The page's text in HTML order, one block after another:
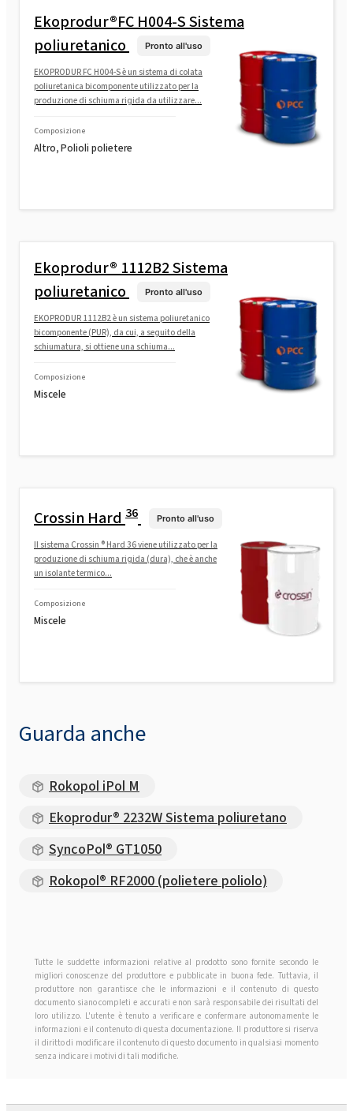
Ekoprodur®FC H004-S Sistema
poliuretanico
Pronto all'uso
EKOPRODUR FC H004-S è un sistema di colata
poliuretanica bicomponente utilizzato per la
produzione di schiuma rigida da utilizzare...
Composizione
Altro, Polioli polietere
Ekoprodur® 1112B2 Sistema
poliuretanico
Pronto all'uso
EKOPRODUR 1112B2 è un sistema poliuretanico
bicomponente (PUR), da cui, a seguito della
schiumatura, si ottiene una schiuma...
Composizione
Miscele
Crossin Hard 36 Pronto all'uso
Il sistema Crossin ® Hard 36 viene utilizzato per la
produzione di schiuma rigida (dura), che è anche
un isolante termico...
Composizione
Miscele
Guarda anche
Rokopol iPol M
Ekoprodur® 2232W Sistema poliuretano
SyncoPol® GT1050
Rokopol® RF2000 (polietere poliolo)
Tutte le suddette informazioni relative al prodotto sono fornite secondo le
migliori conoscenze del produttore e pubblicate in buona fede. Tuttavia, il
produttore non garantisce che le informazioni e il contenuto di questo
documento siano completi e accurati e non sarà responsabile dei risultati del
loro utilizzo. L'utente è tenuto a verificare e confermare autonomamente le
informazioni e il contenuto di questa documentazione. Il produttore si riserva
il diritto di modificare il contenuto di questo documento in qualsiasi momento
senza indicare i motivi di tali modifiche.